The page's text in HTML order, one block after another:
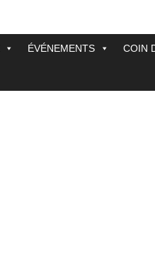
ÉVÉNEMENTS COIN